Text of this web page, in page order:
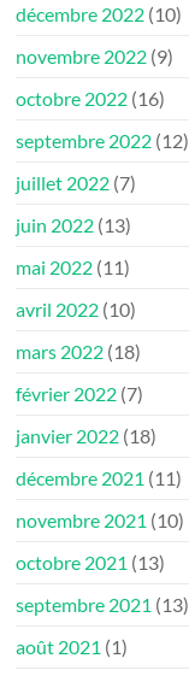
décembre 2022 (10)
novembre 2022 (9)
octobre 2022 (16)
septembre 2022 (12)
juillet 2022 (7)
juin 2022 (13)
mai 2022 (11)
avril 2022 (10)
mars 2022 (18)
février 2022 (7)
janvier 2022 (18)
décembre 2021 (11)
novembre 2021 (10)
octobre 2021 (13)
septembre 2021 (13)
août 2021 (1)